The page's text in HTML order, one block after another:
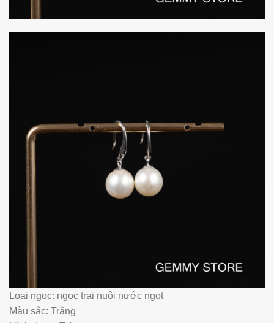
Loại ngọc: ngọc trai nuôi nước ngọt
Màu sắc: Trắng